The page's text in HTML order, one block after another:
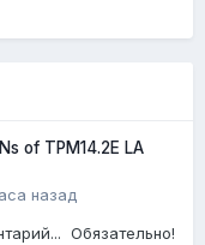
of TPM14.2E LA
назад
Обязательно!